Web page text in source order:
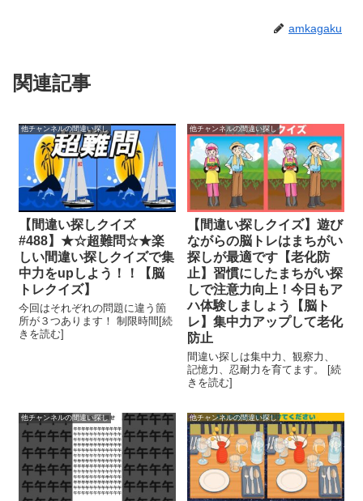
amkagaku
関連記事
他チャンネルの間違い探し
【間違い探しクイズ
#488】★☆超難問☆★楽
しい間違い探しクイズで集
中力をupしよう！！【脳
トレクイズ】
今回はそれぞれの問題に違う箇
所が３つあります！ 制限時間[続
きを読む]
他チャンネルの間違い探し
【間違い探しクイズ】遊び
ながらの脳トレはまちがい
探しが最適です【老化防
止】習慣にしたまちがい探
しで注意力向上！今日もア
ハ体験しましょう【脳ト
レ】集中力アップして老化
防止
間違い探しは集中力、観察力、
記憶力、忍耐力を育てます。 [続
きを読む]
他チャンネルの間違い探し 他チャンネルの間違い探し